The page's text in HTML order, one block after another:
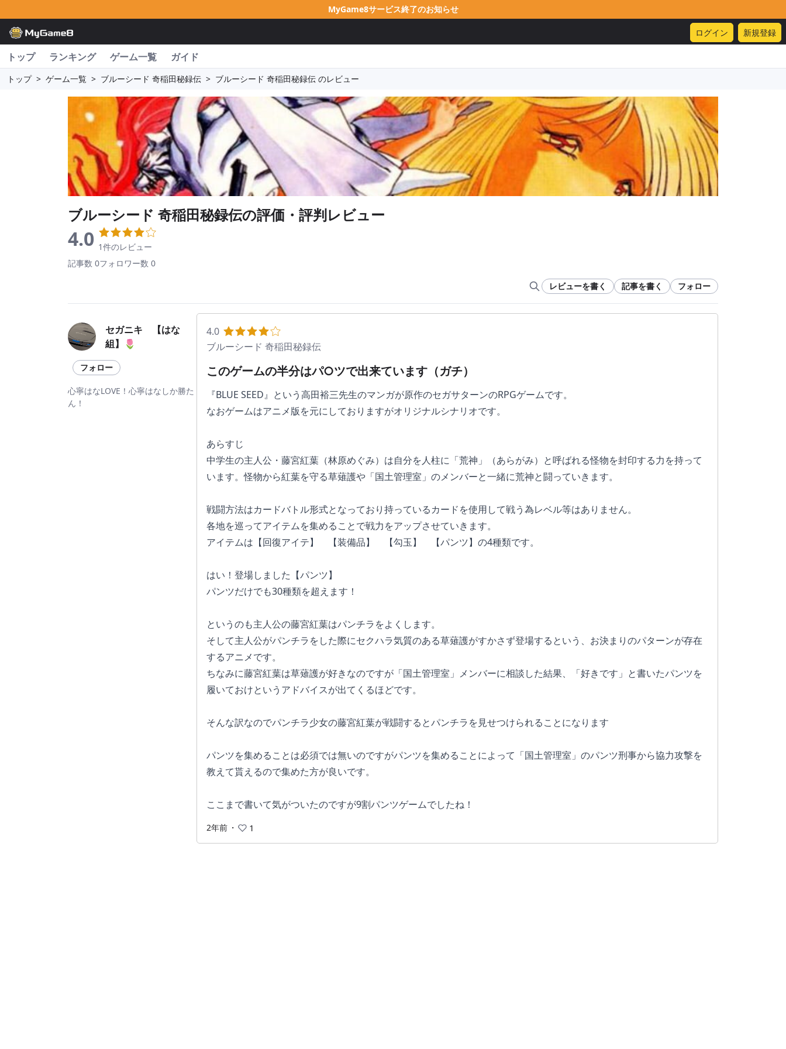
MyGame8サービス終了のお知らせ
ログイン 新規登録
トップ ランキング ゲーム一覧 ガイド
トップ > ゲーム一覧 > ブルーシード 奇稲田秘録伝 > ブルーシード 奇稲田秘録伝 のレビュー
ブルーシード 奇稲田秘録伝の評価・評判レビュー
4.0 1件のレビュー
記事数 0フォロワー数 0
レビューを書く 記事を書く フォロー
4.0
ブルーシード 奇稲田秘録伝
このゲームの半分はパ○ツで出来ています（ガチ）
『BLUE SEED』という高田裕三先生のマンガが原作のセガサターンのRPGゲームです。
なおゲームはアニメ版を元にしておりますがオリジナルシナリオです。
あらすじ
中学生の主人公・藤宮紅葉（林原めぐみ）は自分を人柱に「荒神」（あらがみ）と呼ばれる怪物を封印する力を持って
います。怪物から紅葉を守る草薙護や「国土管理室」のメンバーと一緒に荒神と闘っていきます。
戦闘方法はカードバトル形式となっており持っているカードを使用して戦う為レベル等はありません。
各地を巡ってアイテムを集めることで戦力をアップさせていきます。
アイテムは【回復アイテ】　【装備品】　【勾玉】　【パンツ】の4種類です。
はい！登場しました【パンツ】
パンツだけでも30種類を超えます！
というのも主人公の藤宮紅葉はパンチラをよくします。
そして主人公がパンチラをした際にセクハラ気質のある草薙護がすかさず登場するという、お決まりのパターンが存在
するアニメです。
ちなみに藤宮紅葉は草薙護が好きなのですが「国土管理室」メンバーに相談した結果、「好きです」と書いたパンツを
履いておけというアドバイスが出てくるほどです。
そんな訳なのでパンチラ少女の藤宮紅葉が戦闘するとパンチラを見せつけられることになります
パンツを集めることは必須では無いのですがパンツを集めることによって「国土管理室」のパンツ刑事から協力攻撃を
教えて貰えるので集めた方が良いです。
ここまで書いて気がついたのですが9割パンツゲームでしたね！
2年前 ・ 1
セガニキ 【はな
組】🌷
フォロー
心寧はなLOVE！心寧はなしか勝た
ん！